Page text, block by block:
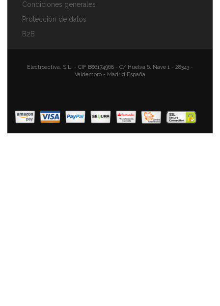
Duradero, Estilo Vintage Diseño Retro, Gris
38,90 € 24,90 €
Condiciones generales
Protección de datos
B2B
Electroactiva, S.L. - CIF B86174968 - C/ Huelva 6, Nave 1 - 28343 -
Valdemoro - Madrid España